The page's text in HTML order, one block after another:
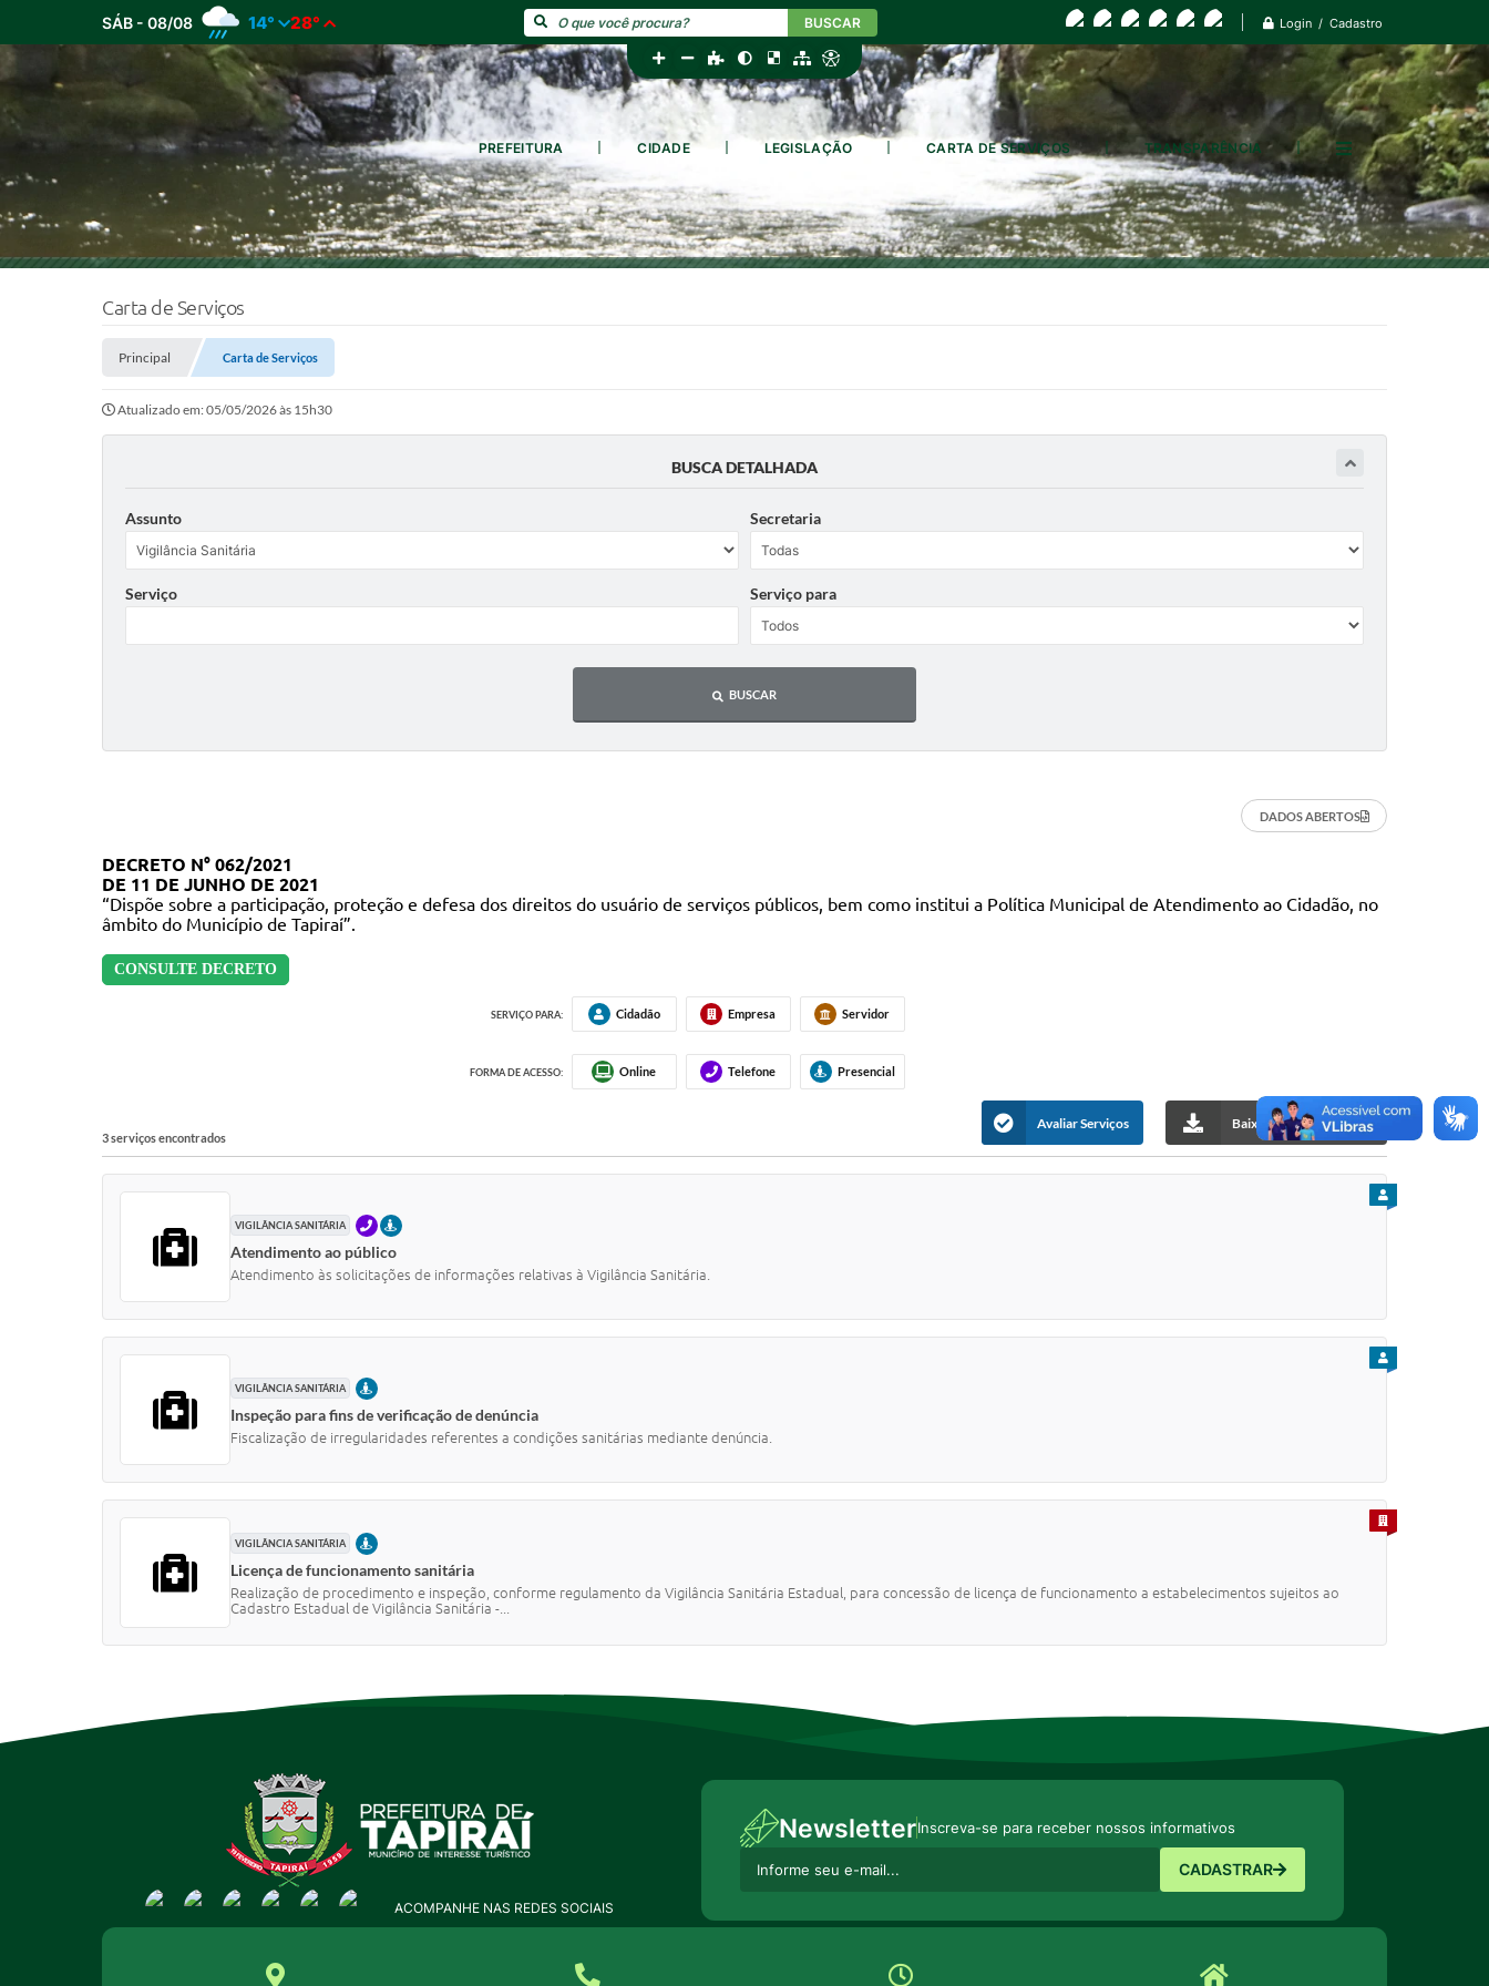
Login / Cadastro
SÁB - 08/08 14° 28° BUSCAR
PREFEITURA CIDADE LEGISLAÇÃO CARTA DE SERVIÇOS TRANSPARÊNCIA
Carta de Serviços
Principal Carta de Serviços
Atualizado em: 05/05/2026 às 15h30
BUSCA DETALHADA
Assunto Secretaria
Serviço Serviço para
BUSCAR
DADOS ABERTOS
DECRETO N° 062/2021
DE 11 DE JUNHO DE 2021
“Dispõe sobre a participação, proteção e defesa dos direitos do usuário de serviços públicos, bem como institui a Política Municipal de Atendimento ao Cidadão, no
âmbito do Município de Tapiraí”.
CONSULTE DECRETO
SERVIÇO PARA: Cidadão Empresa Servidor
FORMA DE ACESSO: Online Telefone Presencial
3 serviços encontrados
Avaliar Serviços Baixar Carta de Serviços
VIGILÂNCIA SANITÁRIA TELEFONEPRESENCIAL
Atendimento ao público
Atendimento às solicitações de informações relativas à Vigilância Sanitária.
PARA CIDADÃO
VIGILÂNCIA SANITÁRIA PRESENCIAL
Inspeção para fins de verificação de denúncia
Fiscalização de irregularidades referentes a condições sanitárias mediante denúncia.
PARA CIDADÃO
VIGILÂNCIA SANITÁRIA PRESENCIAL
Licença de funcionamento sanitária
Realização de procedimento e inspeção, conforme regulamento da Vigilância Sanitária Estadual, para concessão de licença de funcionamento a estabelecimentos sujeitos ao
Cadastro Estadual de Vigilância Sanitária -...
PARA EMPRESA
ACOMPANHE NAS REDES SOCIAIS
NewsletterInscreva-se para receber nossos informativos
CADASTRAR